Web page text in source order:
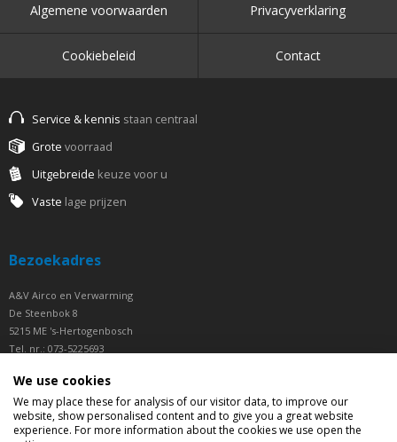
Algemene voorwaarden Privacyverklaring
Cookiebeleid Contact
Service & kennis staan centraal
Grote voorraad
Uitgebreide keuze voor u
Vaste lage prijzen
Bezoekadres
A&V Airco en Verwarming
De Steenbok 8
5215 ME 's-Hertogenbosch
Tel. nr.: 073-5225693
Openingstijden
Ma t/m Vrij van 07.30 tot 16.30 uur
We use cookies
We may place these for analysis of our visitor data, to improve our
website, show personalised content and to give you a great website
experience. For more information about the cookies we use open the